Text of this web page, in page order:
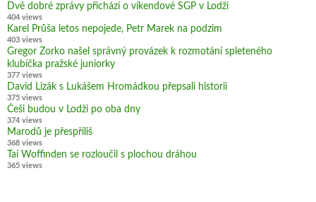
Dvě dobré zprávy přichází o víkendové SGP v Lodži
404 views
Karel Průša letos nepojede, Petr Marek na podzim
403 views
Gregor Zorko našel správný provázek k rozmotání spleteného
klubíčka pražské juniorky
377 views
David Lizák s Lukášem Hromádkou přepsali historii
375 views
Češi budou v Lodži po oba dny
374 views
Marodů je přespříliš
368 views
Tai Woffinden se rozloučil s plochou dráhou
365 views